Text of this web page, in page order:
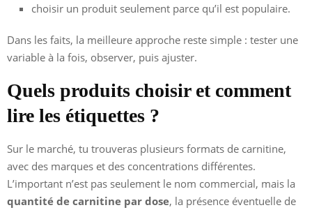
choisir un produit seulement parce qu’il est populaire.
Dans les faits, la meilleure approche reste simple : tester une
variable à la fois, observer, puis ajuster.
Quels produits choisir et comment
lire les étiquettes ?
Sur le marché, tu trouveras plusieurs formats de carnitine,
avec des marques et des concentrations différentes.
L’important n’est pas seulement le nom commercial, mais la
quantité de carnitine par dose, la présence éventuelle de